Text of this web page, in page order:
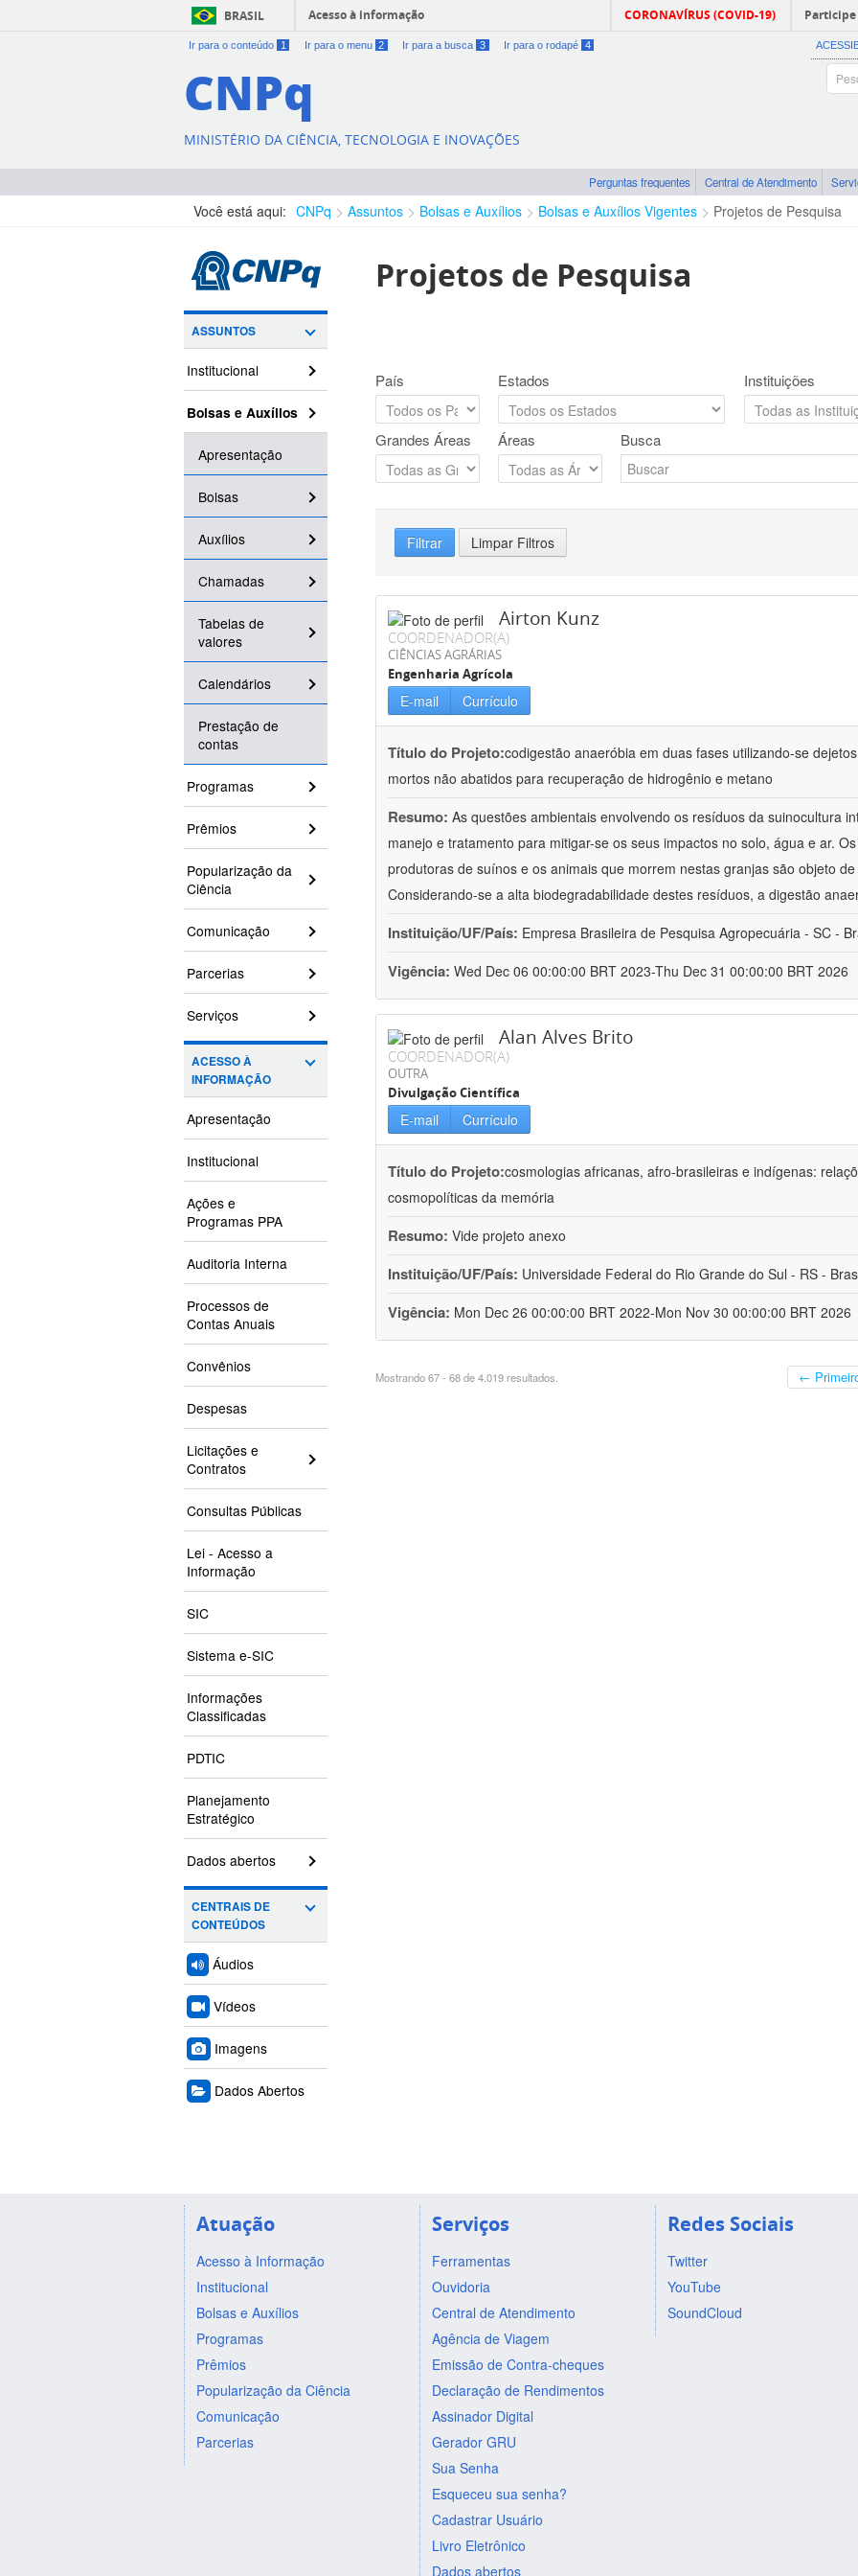
BRASIL Acesso à informação CORONAVÍRUS (COVID-19) Participe
Ir para o conteúdo 1 Ir para o menu 2 Ir para a busca 3 Ir para o rodapé 4
CNPq
MINISTÉRIO DA CIÊNCIA, TECNOLOGIA E INOVAÇÕES
Perguntas frequentes Central de Atendimento
Você está aqui: CNPq Assuntos Bolsas e Auxílios Bolsas e Auxílios Vigentes Projetos de Pesquisa
ASSUNTOS
Institucional
Bolsas e Auxílios
Apresentação
Bolsas
Auxílios
Chamadas
Tabelas de
valores
Calendários
Prestação de
contas
Programas
Prêmios
Popularização da
Ciência
Comunicação
Parcerias
Serviços
ACESSO À
INFORMAÇÃO
Apresentação
Institucional
Ações e
Programas PPA
Auditoria Interna
Processos de
Contas Anuais
Convênios
Despesas
Licitações e
Contratos
Consultas Públicas
Lei - Acesso a
Informação
SIC
Sistema e-SIC
Informações
Classificadas
PDTIC
Planejamento
Estratégico
Dados abertos
CENTRAIS DE
CONTEÚDOS
Áudios
Vídeos
Imagens
Dados Abertos
Projetos de Pesquisa
País Estados Instituições
Grandes Áreas Áreas Busca
Filtrar Limpar Filtros
Airton Kunz
COORDENADOR(A)
CIÊNCIAS AGRÁRIAS
Engenharia Agrícola
E-mail Currículo
Título do Projeto:codigestão anaeróbia em duas fases utilizando-se
mortos não abatidos para recuperação de hidrogênio e metano
Resumo: As questões ambientais envolvendo os resíduos da suinocultura
manejo e tratamento para mitigar-se os seus impactos no solo, água e ar.
produtoras de suínos e os animais que morrem nestas granjas são objeto
Considerando-se a alta biodegradabilidade destes resíduos, a digestão
Instituição/UF/País: Empresa Brasileira de Pesquisa Agropecuária - SC -
Vigência: Wed Dec 06 00:00:00 BRT 2023-Thu Dec 31 00:00:00 BRT 2026
Alan Alves Brito
COORDENADOR(A)
OUTRA
Divulgação Científica
E-mail Currículo
Título do Projeto:cosmologias africanas, afro-brasileiras e indígenas:
cosmopolíticas da memória
Resumo: Vide projeto anexo
Instituição/UF/País: Universidade Federal do Rio Grande do Sul - RS -
Vigência: Mon Dec 26 00:00:00 BRT 2022-Mon Nov 30 00:00:00 BRT 2026
Mostrando 67 - 68 de 4.019 resultados. ←
Atuação
Acesso à Informação
Institucional
Bolsas e Auxílios
Programas
Prêmios
Popularização da Ciência
Comunicação
Parcerias
Serviços
Ferramentas
Ouvidoria
Central de Atendimento
Agência de Viagem
Emissão de Contra-cheques
Declaração de Rendimentos
Assinador Digital
Gerador GRU
Sua Senha
Esqueceu sua senha?
Cadastrar Usuário
Livro Eletrônico
Dados abertos
Redes Sociais
Twitter
YouTube
SoundCloud